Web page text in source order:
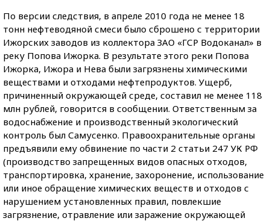
По версии следствия, в апреле 2010 года не менее 18
тонн нефтеводяной смеси было сброшено с территории
Ижорских заводов из коллектора ЗАО «ГСР Водоканал» в
реку Попова Ижорка. В результате этого реки Попова
Ижорка, Ижора и Нева были загрязнены химическими
веществами и отходами нефтепродуктов. Ущерб,
причиненный окружающей среде, составил не менее 118
млн рублей, говорится в сообщении. Ответственным за
водоснабжение и производственный экологический
контроль был Самусенко. Правоохранительные органы
предъявили ему обвинение по части 2 статьи 247 УК РФ
(производство запрещенных видов опасных отходов,
транспортировка, хранение, захоронение, использование
или иное обращение химических веществ и отходов с
нарушением установленных правил, повлекшие
загрязнение, отравление или заражение окружающей